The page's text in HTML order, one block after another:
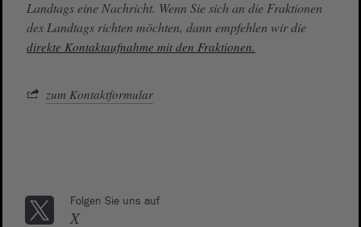
Landtags eine Nachricht. Wenn Sie sich an die Fraktionen
des Landtags richten möchten, dann empfehlen wir die
direkte Kontaktaufnahme mit den Fraktionen.
zum Kontaktformular
Folgen Sie uns auf
X